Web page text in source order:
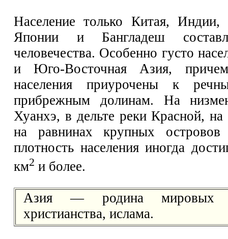
Население только Китая, Индии,
Японии и Бангладеш
человечества. Особенно густо
и Юго-Восточная Азия,
населения приурочены к
прибрежным долинам. На
Хуанхэ, в дельте реки Красной,
на равнинах крупных
плотность населения иногда
км2 и более.
Азия — родина мировых
христианства, ислама.